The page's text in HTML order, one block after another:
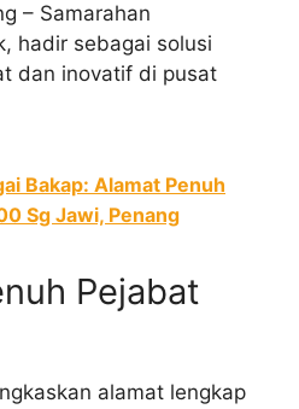
– Samarahan
hadir sebagai solusi
dan inovatif di pusat
Bakap: Alamat Penuh
Sg Jawi, Penang
Pejabat
alamat lengkap